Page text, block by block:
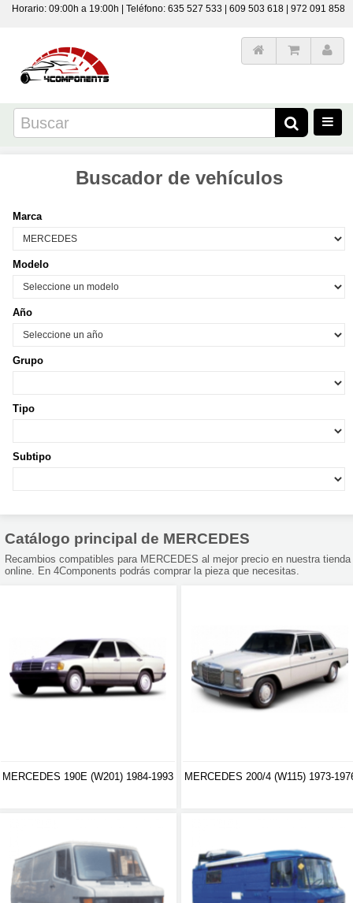
Horario: 09:00h a 19:00h | Teléfono: 635 527 533 | 609 503 618 | 972 091 858
Buscador de vehículos
Marca
Modelo
Año
Grupo
Tipo
Subtipo
Catálogo principal de MERCEDES
Recambios compatibles para MERCEDES al mejor precio en nuestra tienda
online. En 4Components podrás comprar la pieza que necesitas.
MERCEDES 190E (W201) 1984-1993 MERCEDES 200/4 (W115) 1973-